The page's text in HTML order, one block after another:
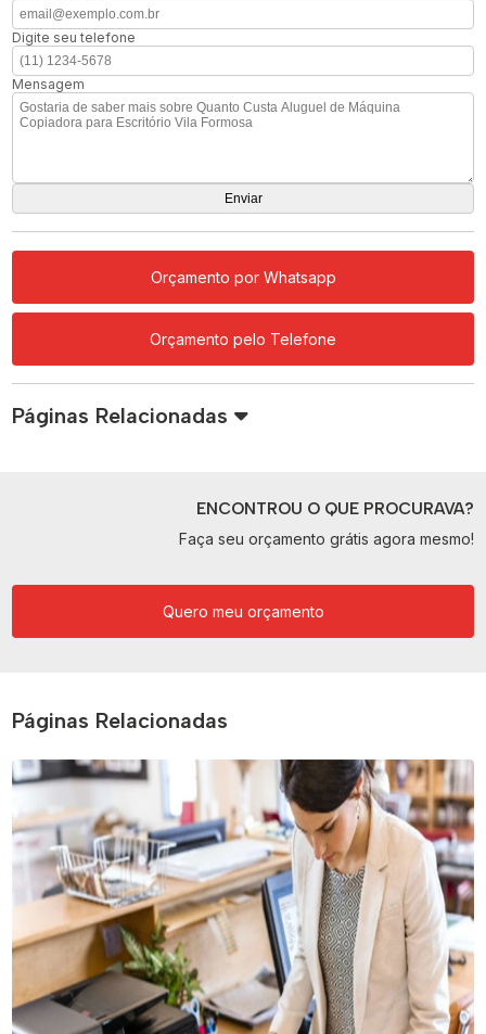
Digite seu telefone
Mensagem
Orçamento por Whatsapp
Orçamento pelo Telefone
Páginas Relacionadas
ENCONTROU O QUE PROCURAVA?
Faça seu orçamento grátis agora mesmo!
Quero meu orçamento
Páginas Relacionadas